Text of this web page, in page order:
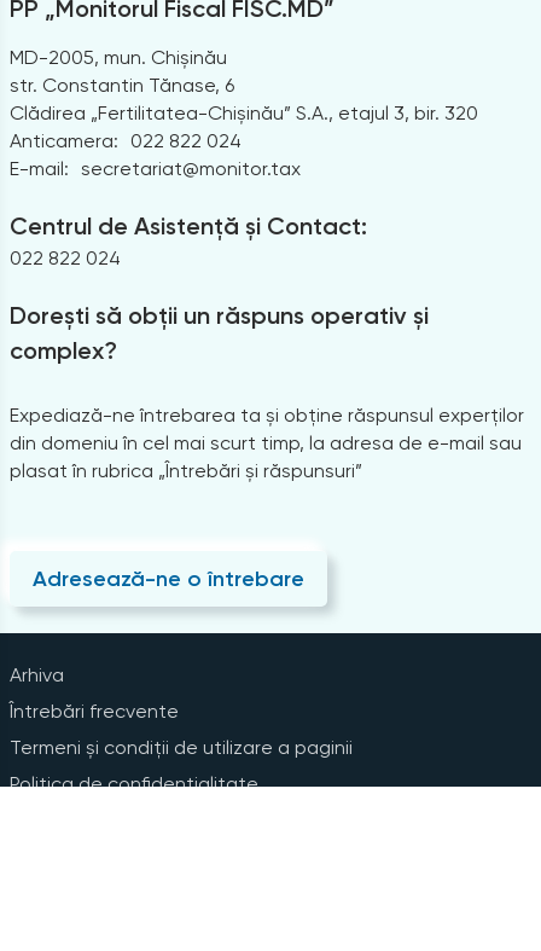
PP „Monitorul Fiscal FISC.MD”
MD-2005, mun. Chișinău
str. Constantin Tănase, 6
Clădirea „Fertilitatea-Chișinău” S.A., etajul 3, bir. 320
Anticamera:
022 822 024
E-mail: secretariat@monitor.tax
Centrul de Asistență și Contact:
022 822 024
Dorești să obții un răspuns operativ și
complex?
Expediază-ne întrebarea ta și obține răspunsul experților
din domeniu în cel mai scurt timp, la adresa de e-mail sau
plasat în rubrica „Întrebări și răspunsuri”
Adresează-ne o întrebare
Arhiva
Întrebări frecvente
Termeni și condiții de utilizare a paginii
Politica de confidențialitate